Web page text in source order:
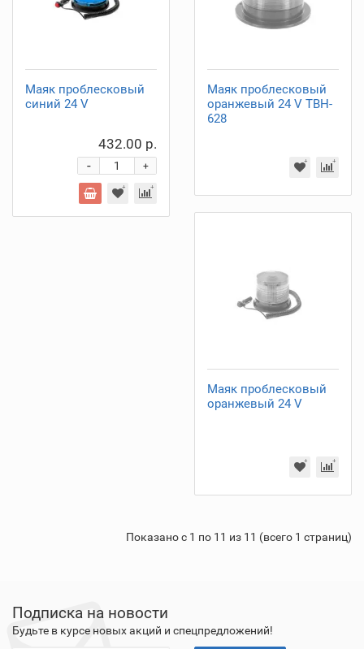
Маяк проблесковый
синий 24 V
432.00 р.
+
-
Маяк проблесковый
оранжевый 24 V TBH-
628
Маяк проблесковый
оранжевый 24 V
Показано с 1 по 11 из 11 (всего 1 страниц)
Подписка на новости
Будьте в курсе новых акций и спецпредложений!